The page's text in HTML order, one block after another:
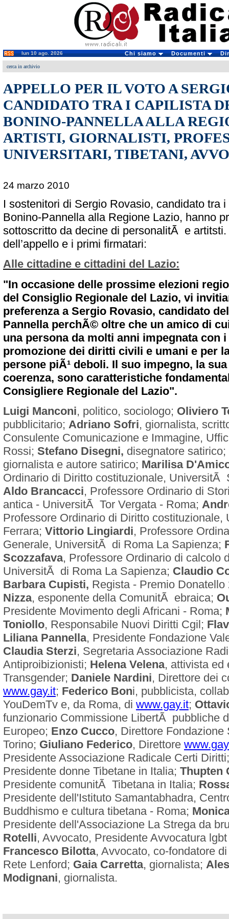
lun 10 ago. 2026 Chi siamo Documenti
cerca in archivio
APPELLO PER IL VOTO A
CANDIDATO TRA I CAPILISTA
BONINO-PANNELLA ALLA
ARTISTI, GIORNALISTI,
UNIVERSITARI, TIBETANI,
24 marzo 2010
I sostenitori di Sergio Rovasio, candidato tra
Bonino-Pannella alla Regione Lazio, hanno
sottoscritto da decine di personalitÃ e
dell’appello e i primi firmatari:
Alle cittadine e cittadini del Lazio:
"In occasione delle prossime elezioni
del Consiglio Regionale del Lazio, vi
preferenza a Sergio Rovasio, candidato
Pannella perchÃ© oltre che un amico di
una persona da molti anni impegnata con
promozione dei diritti civili e umani e per
persone piÃ¹ deboli. Il suo impegno, la
coerenza, sono caratteristiche
Consigliere Regionale del Lazio".
Luigi Manconi, politico, sociologo; Oliviero
pubblicitario; Adriano Sofri, giornalista,
Consulente Comunicazione e Immagine,
Rossi; Stefano Disegni, disegnatore satirico;
giornalista e autore satirico; Marilisa
Ordinario di Diritto costituzionale, UniversitÃ
Aldo Brancacci, Professore Ordinario di
antica - UniversitÃ Tor Vergata - Roma;
Professore Ordinario di Diritto
Ferrara; Vittorio Lingiardi, Professore
Generale, UniversitÃ di Roma La Sapienza;
Scozzafava, Professore Ordinario di calcolo
UniversitÃ di Roma La Sapienza; Claudio
Barbara Cupisti, Regista - Premio
Nizza, esponente della ComunitÃ ebraica;
Presidente Movimento degli Africani - Roma;
Toniollo, Responsabile Nuovi Diritti Cgil;
Liliana Pannella, Presidente Fondazione
Claudia Sterzi, Segretaria Associazione
Antiproibizionisti; Helena Velena, attivista ed
Transgender; Daniele Nardini, Direttore dei
www.gay.it; Federico Boni, pubblicista,
YouDemTv e, da Roma, di www.gay.it;
funzionario Commissione LibertÃ pubbliche
Europeo; Enzo Cucco, Direttore Fondazione
Torino; Giuliano Federico, Direttore
Presidente Associazione Radicale Certi
Presidente donne Tibetane in Italia; Thupten
Presidente comunitÃ Tibetana in Italia;
Presidente dell'Istituto Samantabhadra,
Buddhismo e cultura tibetana - Roma;
Presidente dell'Associazione La Strega da
Rotelli, Avvocato, Presidente Avvocatura
Francesco Bilotta, Avvocato, co-fondatore
Rete Lenford; Gaia Carretta, giornalista;
Modignani, giornalista.